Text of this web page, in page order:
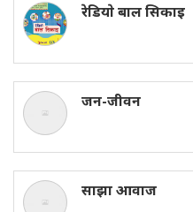
रेडियाे बाल सिकाइ
जन-जीवन
साझा आवाज